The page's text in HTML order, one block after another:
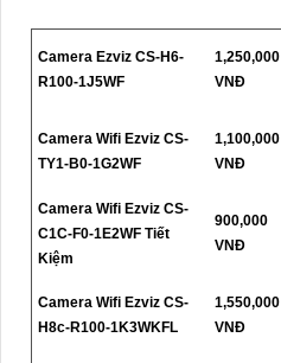
Camera Ezviz CS-H6-
R100-1J5WF
1,250,000
VNĐ
Camera Wifi Ezviz CS-
TY1-B0-1G2WF
1,100,000
VNĐ
Camera Wifi Ezviz CS-
C1C-F0-1E2WF Tiết
Kiệm
900,000
VNĐ
Camera Wifi Ezviz CS-
H8c-R100-1K3WKFL
1,550,000
VNĐ